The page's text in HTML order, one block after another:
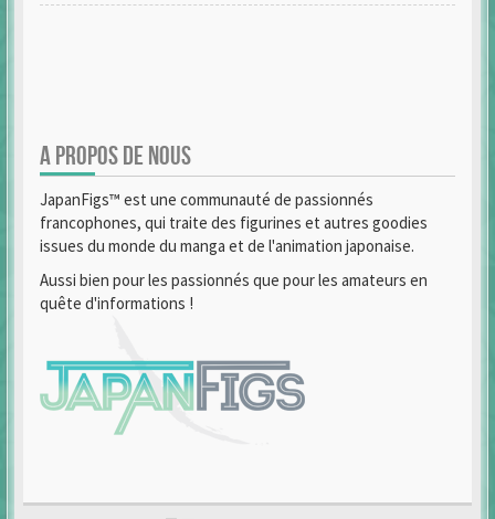
A PROPOS DE NOUS
JapanFigs™ est une communauté de passionnés
francophones, qui traite des figurines et autres goodies
issues du monde du manga et de l'animation japonaise.
Aussi bien pour les passionnés que pour les amateurs en
quête d'informations !